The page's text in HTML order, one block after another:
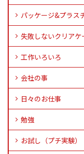
パッケージ&プラス
失敗しないクリアケ
工作いろいろ
会社の事
日々のお仕事
勉強
お試し（プチ実験）